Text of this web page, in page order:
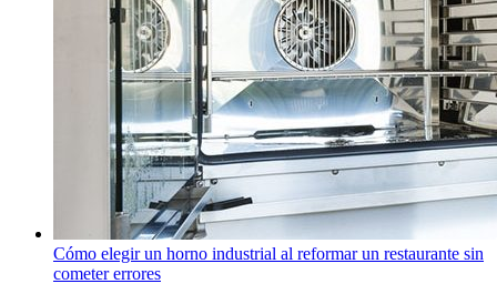
Cómo elegir un horno industrial al reformar un restaurante sin
cometer errores